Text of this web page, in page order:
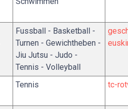
Fussball - Basketball -
Turnen - Gewichtheben -
Jiu Jutsu - Judo -
Tennis - Volleyball
Tennis tc-